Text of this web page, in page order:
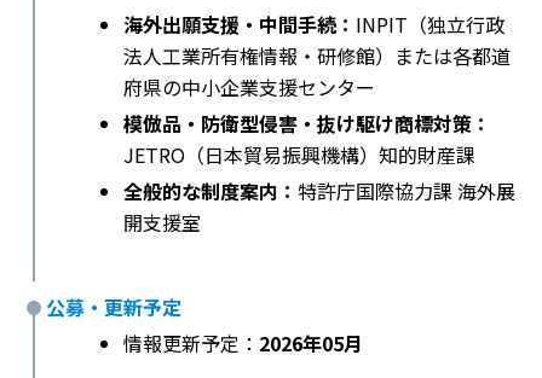
海外出願支援・中間手続： INPIT（独立行政
法人工業所有権情報・研修館）または各都道
府県の中小企業支援センター
模倣品・防衛型侵害・抜け駆け商標対策：
JETRO（日本貿易振興機構）知的財産課
全般的な制度案内： 特許庁国際協力課 海外展
開支援室
公募・更新予定
情報更新予定： 2026年05月